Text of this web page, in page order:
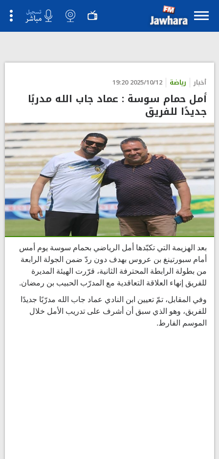
أخبار رياضة 2025/10/12 19:20
أمل حمام سوسة : عماد جاب الله مدربًا
جديدًا للفريق
بعد الهزيمة التي تكبّدها أمل الرياضي بحمام سوسة يوم أمس
أمام سبورتينغ بن عروس بهدف دون ردّ ضمن الجولة الرابعة
من بطولة الرابطة المحترفة الثانية، قرّرت الهيئة المديرة
للفريق إنهاء العلاقة التعاقدية مع المدرّب الحبيب بن رمضان.
وفي المقابل، تمّ تعيين ابن النادي عماد جاب الله مدرّبًا جديدًا
للفريق، وهو الذي سبق أن أشرف على تدريب الأمل خلال
الموسم الفارط.